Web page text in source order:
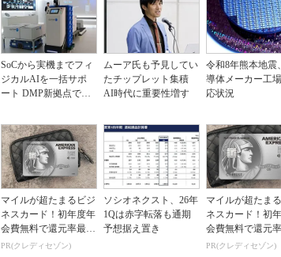
SoCから実機までフィ
ジカルAIを一括サポ
ート DMP新拠点で展
ムーア氏も予見してい
たチップレット集積
AI時代に重要性増す
令和8年熊本地震
導体メーカー工
応状況
マイルが超たまるビジ
ネスカード！初年度年
会費無料で還元率最大
1.125%
PR(クレディセゾン)
ソシオネクスト、26年
1Qは赤字転落も通期
予想据え置き
マイルが超たま
ネスカード！初
会費無料で還元
1.125%
PR(クレディセゾン)